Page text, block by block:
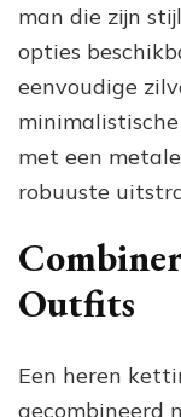
man die zijn
opties
eenvoudige
met een
robuuste
Outfits
Een heren
gecombineerd